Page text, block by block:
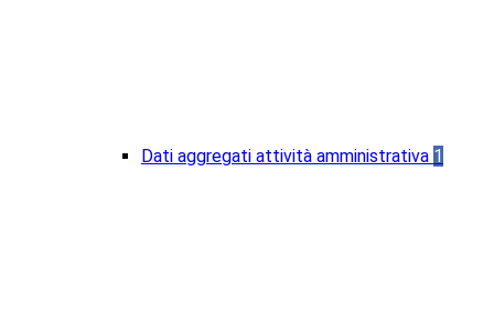
Dati aggregati attività amministrativa 1